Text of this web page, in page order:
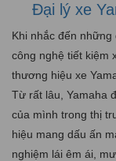
Đại lý xe
Khi nhắc đến những
công nghệ tiết kiệm
thương hiệu xe
Từ rất lâu, Yamaha
của mình trong thị
hiệu mang dấu ấn
nghiệm lái êm ái,